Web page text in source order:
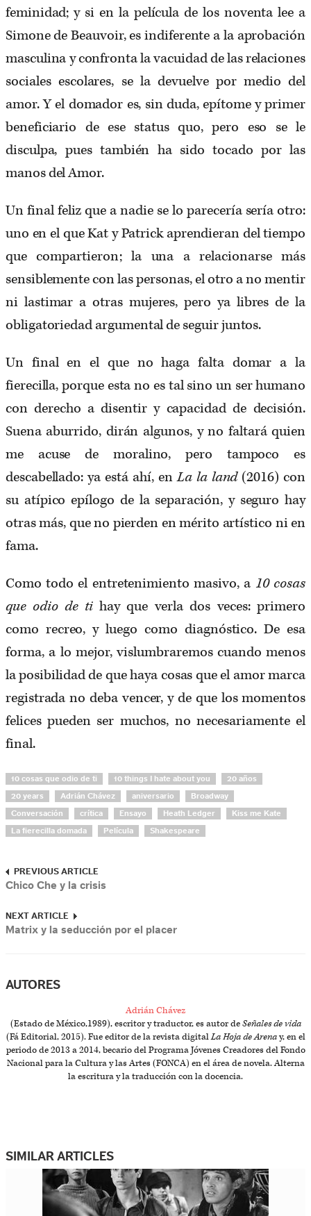
feminidad; y si en la película de los noventa lee a
Simone de Beauvoir, es indiferente a la aprobación
masculina y confronta la vacuidad de las relaciones
sociales escolares, se la devuelve por medio del
amor. Y el domador es, sin duda, epítome y primer
beneficiario de ese status quo, pero eso se le
disculpa, pues también ha sido tocado por las
manos del Amor.
Un final feliz que a nadie se lo parecería sería otro:
uno en el que Kat y Patrick aprendieran del tiempo
que compartieron; la una a relacionarse más
sensiblemente con las personas, el otro a no mentir
ni lastimar a otras mujeres, pero ya libres de la
obligatoriedad argumental de seguir juntos.
Un final en el que no haga falta domar a la
fierecilla, porque esta no es tal sino un ser humano
con derecho a disentir y capacidad de decisión.
Suena aburrido, dirán algunos, y no faltará quien
me acuse de moralino, pero tampoco es
descabellado: ya está ahí, enLa la land(2016) con
su atípico epílogo de la separación, y seguro hay
otras más, que no pierden en mérito artístico ni en
fama.
Como todo el entretenimiento masivo, a 10 cosas
que odio de ti hay que verla dos veces: primero
como recreo, y luego como diagnóstico. De esa
forma, a lo mejor, vislumbraremos cuando menos
la posibilidad de que haya cosas que el amor marca
registrada no deba vencer, y de que los momentos
felices pueden ser muchos, no necesariamente el
final.
10 cosas que odio de ti 10 things I hate about you 20 años
20 years Adrián Chávez aniversario Broadway
Conversación crítica Ensayo Heath Ledger Kiss me Kate
La fierecilla domada Película Shakespeare
PREVIOUS ARTICLE
Chico Che y la crisis
NEXT ARTICLE
Matrix y la seducción por el placer
AUTORES
Adrián Chávez
(Estado de México,1989), escritor y traductor, es autor deSeñales de vida
(Fá Editorial, 2015). Fue editor de la revista digitalLa Hoja de Arenay, en el
periodo de 2013 a 2014, becario del Programa Jóvenes Creadores del Fondo
Nacional para la Cultura y las Artes (FONCA) en el área de novela. Alterna
la escritura y la traducción con la docencia.
SIMILAR ARTICLES